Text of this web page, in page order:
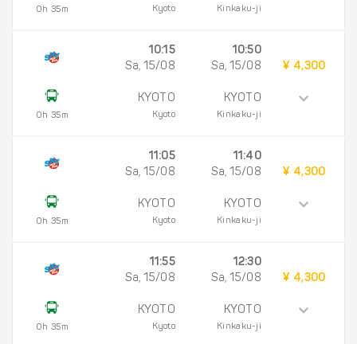
0h 35m Kyoto Kinkaku-ji
0h 35m
10:15
Sa, 15/08
KYOTO
Kyoto
10:50
Sa, 15/08
KYOTO
Kinkaku-ji
¥ 4,300
0h 35m
11:05
Sa, 15/08
KYOTO
Kyoto
11:40
Sa, 15/08
KYOTO
Kinkaku-ji
¥ 4,300
0h 35m
11:55
Sa, 15/08
KYOTO
Kyoto
12:30
Sa, 15/08
KYOTO
Kinkaku-ji
¥ 4,300